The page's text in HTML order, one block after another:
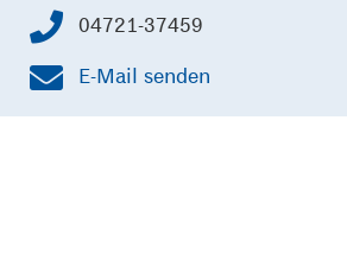
04721-37459
E-Mail senden